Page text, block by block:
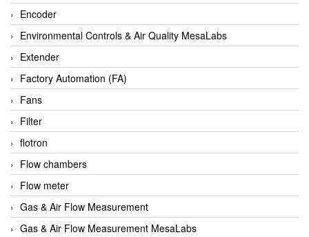
Anybus/ HMS
AOBEN
Apex Dynamics Vietnam
Apex Dynamics Vietnam
Apiste
APLISENS VietNam
Apollo Fire
Appleton
AQ Matic
Aqualabo Vietnam
Aquametro
Encoder
Environmental Controls & Air Quality MesaLabs
Extender
Factory Automation (FA)
Fans
Filter
flotron
Flow chambers
Flow meter
Gas & Air Flow Measurement
Gas & Air Flow Measurement MesaLabs